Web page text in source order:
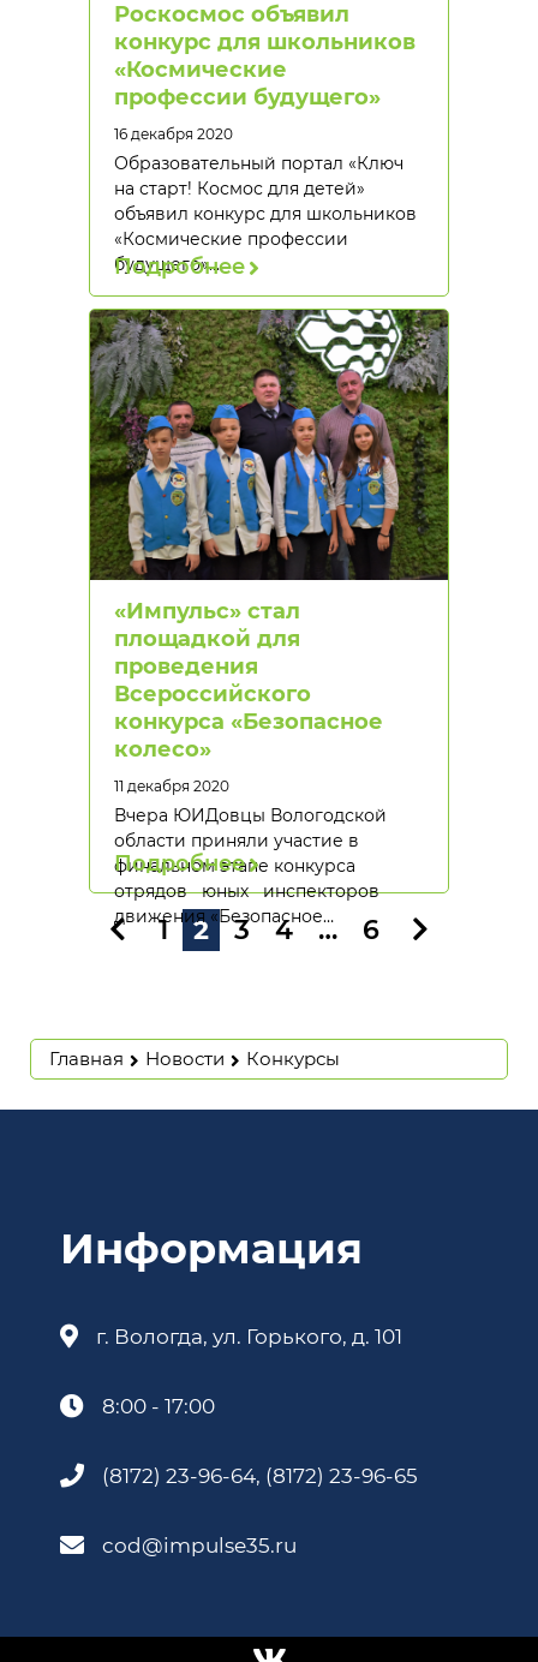
Роскосмос объявил
конкурс для школьников
«Космические
профессии будущего»
16 декабря 2020
Образовательный портал «Ключ
на старт! Космос для детей»
объявил конкурс для школьников
«Космические профессии
будущего».…
Подробнее
«Импульс» стал
площадкой для
проведения
Всероссийского
конкурса «Безопасное
колесо»
11 декабря 2020
Вчера ЮИДовцы Вологодской
области приняли участие в
финальном этапе конкурса
отрядов юных инспекторов
движения «Безопасное…
Подробнее
1 2 3 4 … 6
Главная Новости Конкурсы
Информация
г. Вологда, ул. Горького, д. 101
8:00 - 17:00
(8172) 23-96-64, (8172) 23-96-65
cod@impulse35.ru